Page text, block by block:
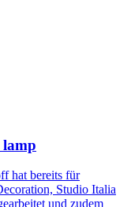
lamp
hat bereits für
Studio Italia
und zudem